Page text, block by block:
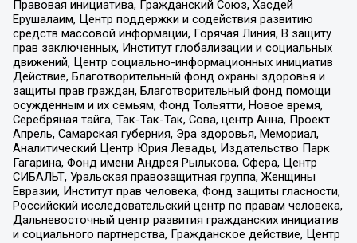
Правовая инициатива, Гражданский Союз, Хасдей
Ерушалаим, Центр поддержки и содействия развитию
средств массовой информации, Горячая Линия, В защиту
прав заключенных, Институт глобализации и социальных
движений, Центр социально-информационных инициатив
Действие, Благотворительный фонд охраны здоровья и
защиты прав граждан, Благотворительный фонд помощи
осужденным и их семьям, Фонд Тольятти, Новое время,
Серебряная тайга, Так-Так-Так, Сова, центр Анна, Проект
Апрель, Самарская губерния, Эра здоровья, Мемориал,
Аналитический Центр Юрия Левады, Издательство Парк
Гагарина, Фонд имени Андрея Рылькова, Сфера, Центр
СИБАЛЬТ, Уральская правозащитная группа, Женщины
Евразии, Институт прав человека, Фонд защиты гласности,
Российский исследовательский центр по правам человека,
Дальневосточный центр развития гражданских инициатив
и социального партнерства, Гражданское действие, Центр